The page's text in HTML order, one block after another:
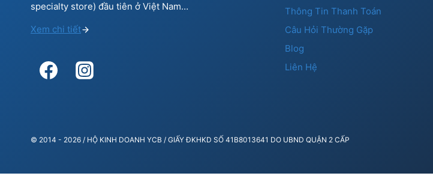
specialty store) đầu tiên ở Việt Nam…
Xem chi tiết
Thông Tin Thanh Toán
Câu Hỏi Thường Gặp
Blog
Liên Hệ
© 2014 - 2026 / HỘ KINH DOANH YCB / GIẤY ĐKHKD SỐ 41B8013641 DO UBND QUẬN 2 CẤP